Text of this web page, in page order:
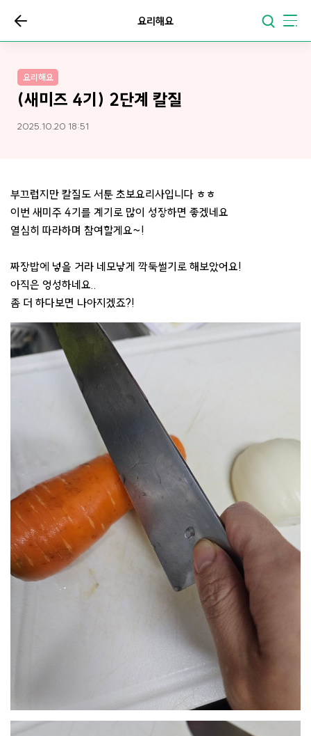
요리해요
요리해요
(새미즈 4기) 2단계 칼질
2025.10.20 18:51
부끄럽지만 칼질도 서툰 초보요리사입니다 ㅎㅎ
이번 새미주 4기를 계기로 많이 성장하면 좋겠네요
열심히 따라하며 참여할게요~!
짜장밥에 넣을 거라 네모낳게 깍둑썰기로 해보았어요!
아직은 엉성하네요..
좀 더 하다보면 나아지겠죠?!